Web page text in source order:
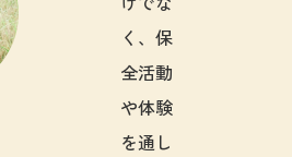
く、保
全活動
や体験
を通し